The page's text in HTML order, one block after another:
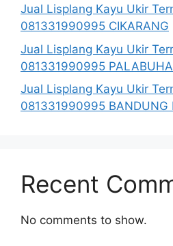
Jual Lisplang Kayu Ukir
081331990995 CIKARANG
Jual Lisplang Kayu Ukir
081331990995
Jual Lisplang Kayu Ukir
081331990995 BANDUNG
Recent
No comments to show.